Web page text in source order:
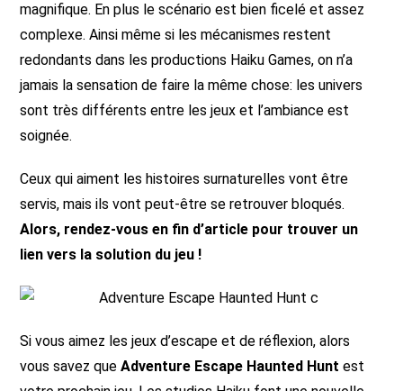
magnifique. En plus le scénario est bien ficelé et assez
complexe. Ainsi même si les mécanismes restent
redondants dans les productions Haiku Games, on n’a
jamais la sensation de faire la même chose: les univers
sont très différents entre les jeux et l’ambiance est
soignée.
Ceux qui aiment les histoires surnaturelles vont être
servis, mais ils vont peut-être se retrouver bloqués.
Alors, rendez-vous en fin d’article pour trouver un
lien vers la solution du jeu !
Si vous aimez les jeux d’escape et de réflexion, alors
vous savez queAdventure Escape Haunted Hunt est